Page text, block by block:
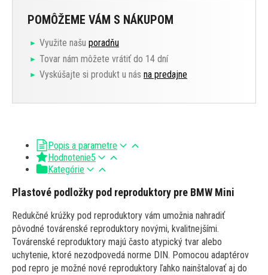
POMÔŽEME VÁM S NÁKUPOM
Využite našu poradňu
Tovar nám môžete vrátiť do 14 dní
Vyskúšajte si produkt u nás na predajne
Popis a parametre
Hodnotenie5
Kategórie
Plastové podložky pod reproduktory pre BMW Mini
Redukčné krúžky pod reproduktory vám umožnia nahradiť
pôvodné továrenské reproduktory novými, kvalitnejšími.
Továrenské reproduktory majú často atypický tvar alebo
uchytenie, ktoré nezodpovedá norme DIN. Pomocou adaptérov
pod repro je možné nové reproduktory ľahko nainštalovať aj do